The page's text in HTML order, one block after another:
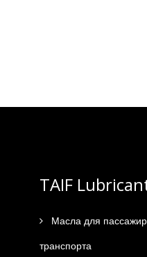
TAIF
Масла для
транспорта